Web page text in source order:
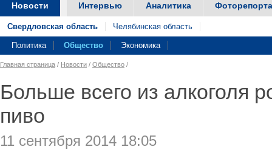
Новости Интервью Аналитика
Свердловская область Челябинская область
Политика Общество Экономика
Главная страница / Новости / Общество /
Больше всего из алкоголя
пиво
11 сентября 2014 18:05